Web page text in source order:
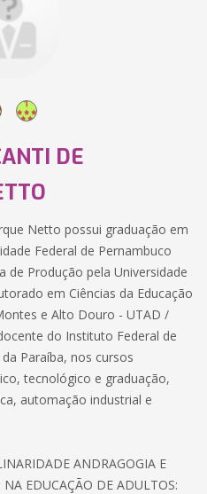
DE
Netto possui graduação em
Federal de Pernambuco
de Produção pela Universidade
em Ciências da Educação
e Alto Douro - UTAD /
do Instituto Federal de
Paraíba, nos cursos
tecnológico e graduação,
automação industrial e
ANDRAGOGIA E
EDUCAÇÃO DE ADULTOS: